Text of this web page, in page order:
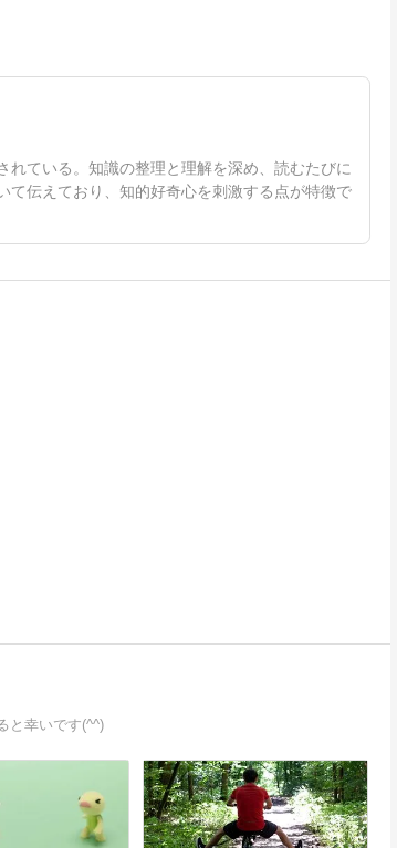
れている。知識の整理と理解を深め、読むたびに
て伝えており、知的好奇心を刺激する点が特徴で
と幸いです(^^)